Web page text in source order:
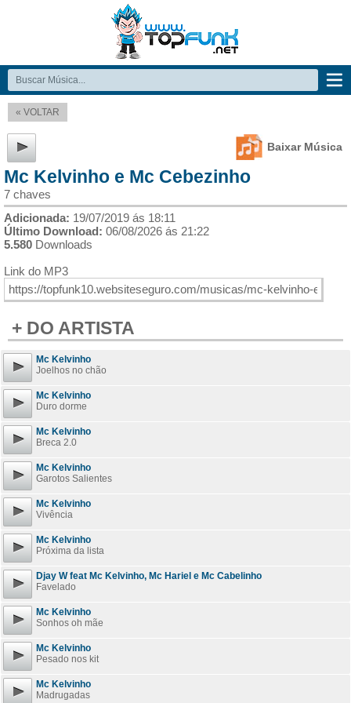
« VOLTAR
Baixar Música
Mc Kelvinho e Mc Cebezinho
7 chaves
Adicionada: 19/07/2019 ás 18:11
Último Download: 06/08/2026 ás 21:22
5.580 Downloads
Link do MP3
+ DO ARTISTA
Mc Kelvinho
Joelhos no chão
Mc Kelvinho
Duro dorme
Mc Kelvinho
Breca 2.0
Mc Kelvinho
Garotos Salientes
Mc Kelvinho
Vivência
Mc Kelvinho
Próxima da lista
Djay W feat Mc Kelvinho, Mc Hariel e Mc Cabelinho
Favelado
Mc Kelvinho
Sonhos oh mãe
Mc Kelvinho
Pesado nos kit
Mc Kelvinho
Madrugadas